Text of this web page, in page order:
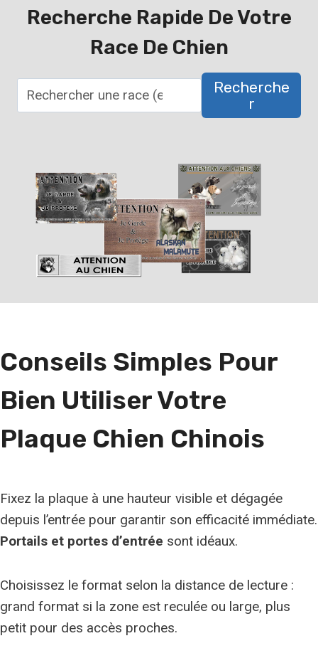
Recherche Rapide De Votre
Race De Chien
e
a
e
Recherche
R
Conseils Simples Pour
Bien Utiliser Votre
Plaque Chien Chinois
Fixez la plaque à une hauteur visible et dégagée
depuis l’entrée pour garantir son efficacité immédiate.
Portails et portes d’entrée sont idéaux.
Choisissez le format selon la distance de lecture :
grand format si la zone est reculée ou large, plus
petit pour des accès proches.